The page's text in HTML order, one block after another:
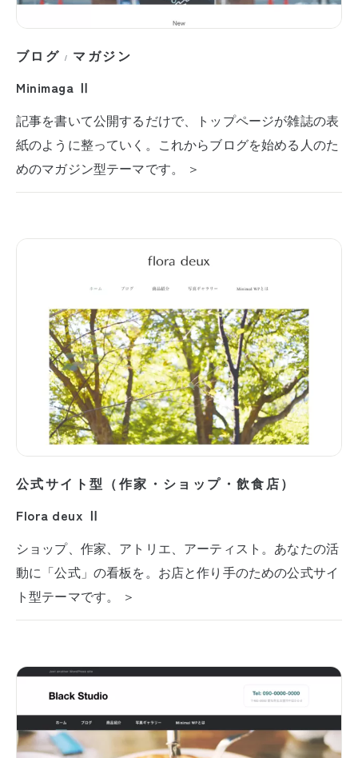
ブログ / マガジン
Minimaga Ⅱ
記事を書いて公開するだけで、トップページが雑誌の表
紙のように整っていく。これからブログを始める人のた
めのマガジン型テーマです。 ＞
公式サイト型（作家・ショップ・飲食店）
Flora deux Ⅱ
ショップ、作家、アトリエ、アーティスト。あなたの活
動に「公式」の看板を。お店と作り手のための公式サイ
ト型テーマです。 ＞